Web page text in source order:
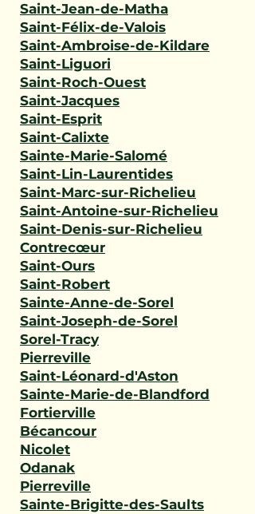
Saint-Jean-de-Matha
Saint-Félix-de-Valois
Saint-Ambroise-de-Kildare
Saint-Liguori
Saint-Roch-Ouest
Saint-Jacques
Saint-Esprit
Saint-Calixte
Sainte-Marie-Salomé
Saint-Lin-Laurentides
Saint-Marc-sur-Richelieu
Saint-Antoine-sur-Richelieu
Saint-Denis-sur-Richelieu
Contrecœur
Saint-Ours
Saint-Robert
Sainte-Anne-de-Sorel
Saint-Joseph-de-Sorel
Sorel-Tracy
Pierreville
Saint-Léonard-d'Aston
Sainte-Marie-de-Blandford
Fortierville
Bécancour
Nicolet
Odanak
Pierreville
Sainte-Brigitte-des-Saults